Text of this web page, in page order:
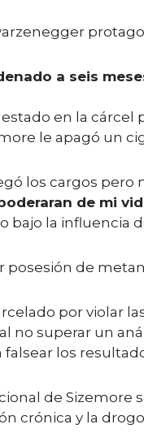
a seis
en la cárcel
le apagó un
los cargos pero
de mi
bajo la influencia
posesión de
por violar
al no superar un
falsear los
de Sizemore
crónica y la